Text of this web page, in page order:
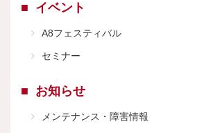
イベント
A8フェスティバル
セミナー
お知らせ
メンテナンス・障害情報